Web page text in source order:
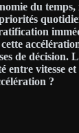
du
de décision.
vitesse
?